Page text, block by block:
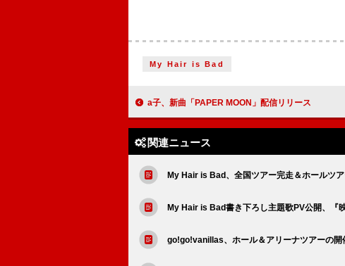
My Hair is Bad
a子、新曲「PAPER MOON」配信リリース
関連ニュース
My Hair is Bad、全国ツアー完走＆ホールツ
My Hair is Bad書き下ろし主題歌PV公開、『
go!go!vanillas、ホール＆アリーナツアーの開